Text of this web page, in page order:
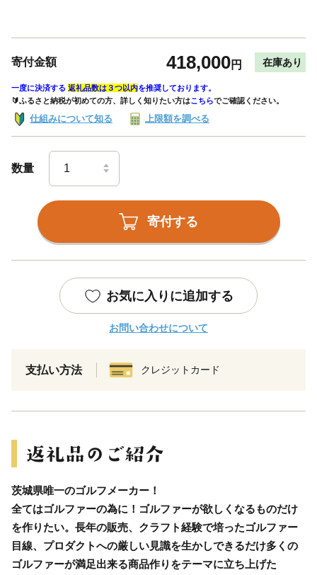
寄付金額 418,000円 在庫あり
一度に決済する 返礼品数は３つ以内を推奨しております。
🔰ふるさと納税が初めての方、詳しく知りたい方はこちらでご確認ください。
仕組みについて知る 上限額を調べる
数量
寄付する
お気に入りに追加する
お問い合わせについて
支払い方法 クレジットカード
茨城県唯一のゴルフメーカー！
全てはゴルファーの為に！ゴルファーが欲しくなるものだけ
を作りたい。長年の販売、クラフト経験で培ったゴルファー
目線、プロダクトへの厳しい見識を生かしできるだけ多くの
ゴルファーが満足出来る商品作りをテーマに立ち上げた